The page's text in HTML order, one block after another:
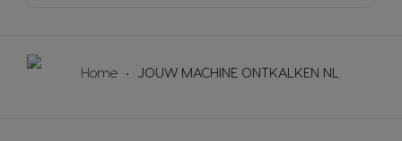
Home JOUW MACHINE ONTKALKEN NL